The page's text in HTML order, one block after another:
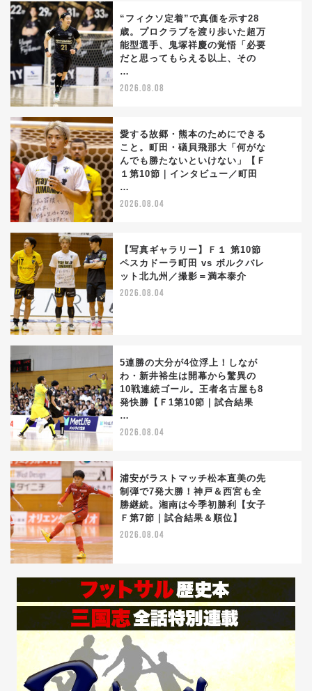
“フィクソ定着”で真価を示す28
歳。プロクラブを渡り歩いた超万
能型選手、鬼塚祥慶の覚悟「必要
だと思ってもらえる以上、その
…
2026.08.08
愛する故郷・熊本のためにできる
こと。町田・礒貝飛那大「何がな
んでも勝たないといけない」【Ｆ
１第10節｜インタビュー／町田
…
2026.08.04
【写真ギャラリー】Ｆ１ 第10節
ペスカドーラ町田 vs ボルクバレ
ット北九州／撮影＝満本泰介
2026.08.04
5連勝の大分が4位浮上！しなが
わ・新井裕生は開幕から驚異の
10戦連続ゴール。王者名古屋も8
発快勝【Ｆ1第10節｜試合結果
…
2026.08.04
浦安がラストマッチ松本直美の先
制弾で7発大勝！神戸＆西宮も全
勝継続。湘南は今季初勝利【女子
Ｆ第7節｜試合結果＆順位】
2026.08.04